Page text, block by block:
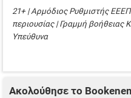
21+ | Αρμόδιος Ρυθμιστής
περιουσίας | Γραμμή βοήθειας
Υπεύθυνα
Ακολούθησε το